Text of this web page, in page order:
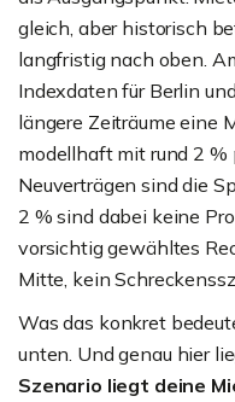
gleich, aber historisch
langfristig nach oben.
Indexdaten für Berlin
längere Zeiträume eine
modellhaft mit rund 2 %
Neuverträgen sind die
2 % sind dabei keine
vorsichtig gewähltes
Mitte, kein
Was das konkret
unten. Und genau hier
Szenario liegt deine